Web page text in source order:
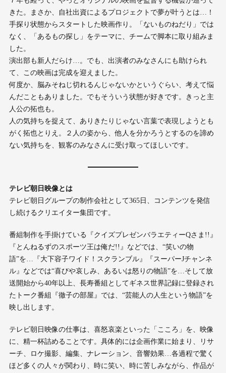
きた。まさか、自社出資によるプロジェクトで夢が叶うとは…！
手探り状態からスタートした映画作り。「ないものねだり」では
なく、「あるもの探し」をテーマに、チームで脚本に取り組みま
した。
演出部も新人だらけ…。でも、出演者のみなさんにも助けられ
て、この映画は完成を迎えました。
何度か、脳みそねじ切れるんじゃないかというぐらい、考えて悩
んだこともありました。でもそういう状態が好きです。きっと主
人公の拓也も。
人の気持ちを捉えて、ありきたりじゃない言葉で表現しようとも
がく拓也とりえ。２人の姿から、他人を分かろうとするのを諦め
ない気持ちを、観客のみなさんに受け取ってほしいです。
テレビ朝日映像とは
テレビ朝日グループの制作会社として365日、コンテンツを発信
し続けるクリエイター集団です。
番組制作を手掛けている『クイズプレゼンバラエティーQさま!!』
『とんねるずのスポーツ王は俺だ!!』などでは、“笑いの物
語”を…『大下容子ワイド！スクランブル』『スーパーJチャンネ
ル』などでは“喜びや哀しみ、あるいは怒りの物語”を…そして放
送開始から40年以上、長寿番組としてギネス世界記録に登録され
たトーク番組『徹子の部屋』では、“芸能人の人生という物語”を
映し出します。
テレビ朝日映像の仕事は、喜怒哀楽といった「こころ」を、映像
に、精一杯詰めることです。具体的には企画作業に始まり、リサ
ーチ、ロケ撮影、編集、ナレーション、音響効果…各過程で驚く
ほど多くの人々が関わり、時に笑い、時に苦しみながら、作品が